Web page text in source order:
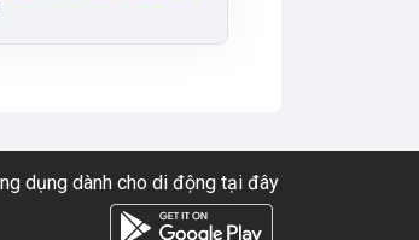
dụng dành cho di động tại đây